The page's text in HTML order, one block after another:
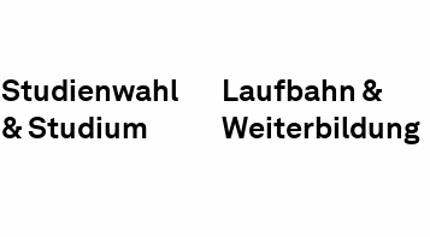
Studienwahl
& Studium
Laufbahn &
Weiterbildung